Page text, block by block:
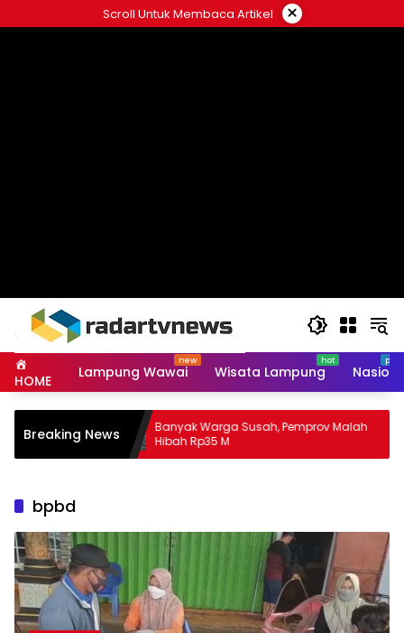
to
Scroll Untuk Membaca Artikel ×
HOME Lampung Wawai Wisata Lampung
Breaking NewsBanyak Warga Susah, Pemprov Malah
Hibah Rp35 M
bpbd